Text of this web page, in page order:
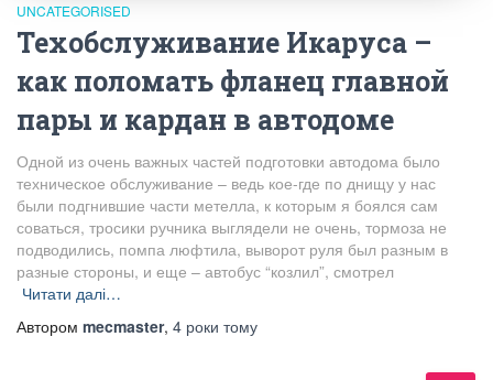
UNCATEGORISED
Техобслуживание Икаруса –
как поломать фланец главной
пары и кардан в автодоме
Одной из очень важных частей подготовки автодома было
техническое обслуживание – ведь кое-где по днищу у нас
были подгнившие части метелла, к которым я боялся сам
соваться, тросики ручника выглядели не очень, тормоза не
подводились, помпа люфтила, выворот руля был разным в
разные стороны, и еще – автобус “козлил”, смотрел
Читати далі…
Автором mecmaster, 4 роки тому